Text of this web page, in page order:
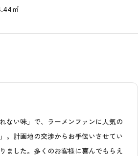
㎡
ない味」で、ラーメンファンに人気の
。計画地の交渉からお手伝いさせてい
ました。多くのお客様に喜んでもらえ